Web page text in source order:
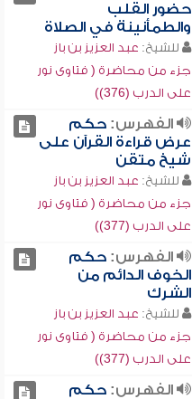
حضور القلب
والطمأنينة في الصلاة
للشيخ: عبد العزيز بن باز
جزء من محاضرة ( فتاوى نور
على الدرب (376))
الفهرس:حكم
عرض قراءة القرآن على
شيخ متقن
للشيخ: عبد العزيز بن باز
جزء من محاضرة ( فتاوى نور
على الدرب (377))
الفهرس:حكم
الخوف الدائم من
الشرك
للشيخ: عبد العزيز بن باز
جزء من محاضرة ( فتاوى نور
على الدرب (377))
الفهرس:حكم